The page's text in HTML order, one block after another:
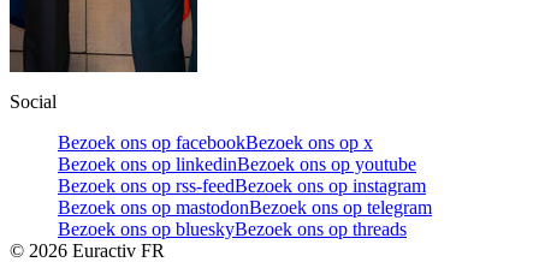
Social
Bezoek ons op facebookBezoek ons op x
Bezoek ons op linkedinBezoek ons op youtube
Bezoek ons op rss-feedBezoek ons op instagram
Bezoek ons op mastodonBezoek ons op telegram
Bezoek ons op blueskyBezoek ons op threads
© 2026 Euractiv FR